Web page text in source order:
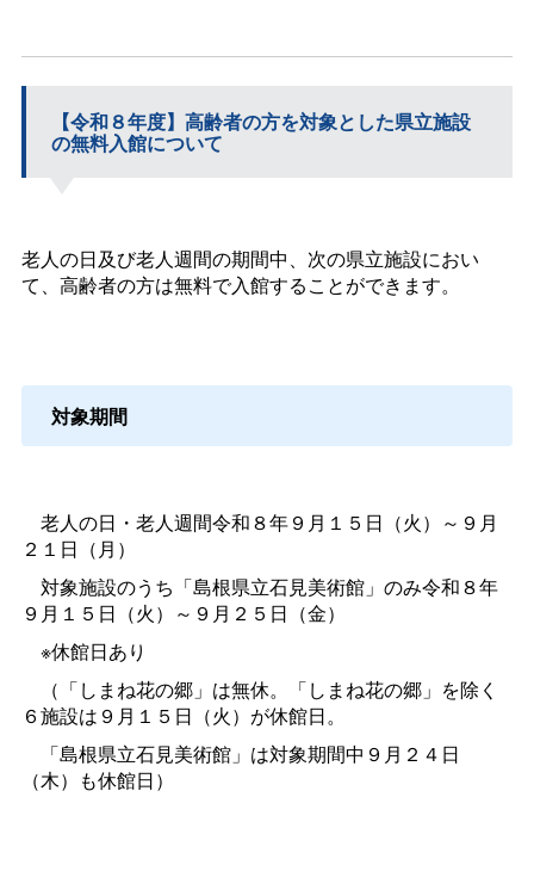
【令和８年度】高齢者の方を対象とした県立施設
の無料入館について
老人の日及び老人週間の期間中、次の県立施設におい
て、高齢者の方は無料で入館することができます。
対象期間
老人の日・老人週間令和８年９月１５日（火）～９月
２１日（月）
対象施設のうち「島根県立石見美術館」のみ令和８年
９月１５日（火）～９月２５日（金）
※休館日あり
（「しまね花の郷」は無休。「しまね花の郷」を除く
６施設は９月１５日（火）が休館日。
「島根県立石見美術館」は対象期間中９月２４日
（木）も休館日）